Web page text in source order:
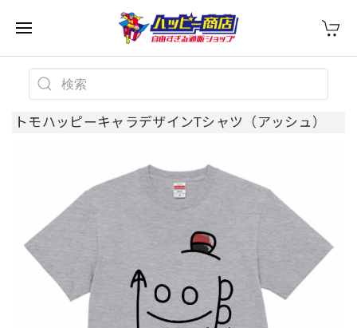
トモハッピーキャラデザインTシャツ（アッシュ）